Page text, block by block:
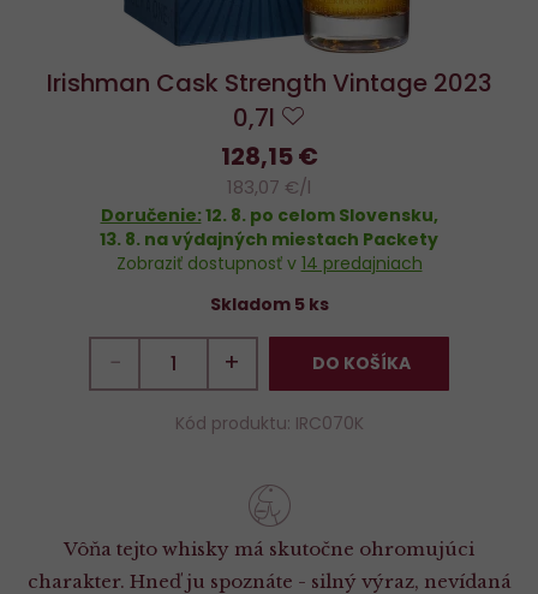
Irishman Cask Strength Vintage 2023
0,7l
obľúbených
Vôňa tejto whisky má skutočne ohromujúci
charakter. Hneď ju spoznáte - silný výraz, nevídaná
128,15 €
183,07 €/l
Doručenie: 12. 8. po celom Slovensku,
13. 8. na výdajných miestach Packety
Zobraziť dostupnosť v 14 predajniach
Skladom 5 ks
− + DO KOŠÍKA
Kód produktu: IRC070K